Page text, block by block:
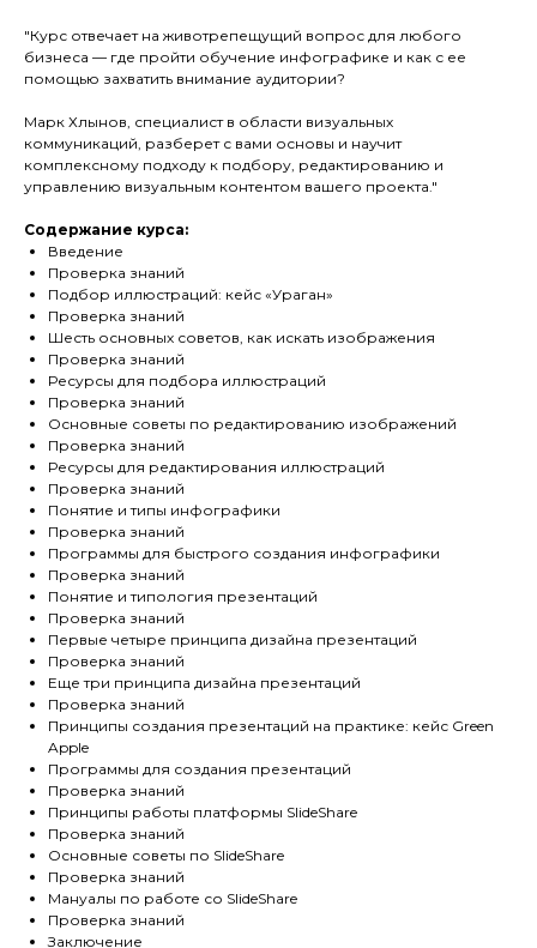
"Курс отвечает на животрепещущий вопрос для любого
бизнеса — где пройти обучение инфографике и как с ее
помощью захватить внимание аудитории?
Марк Хлынов, специалист в области визуальных
коммуникаций, разберет с вами основы и научит
комплексному подходу к подбору, редактированию и
управлению визуальным контентом вашего проекта."
Содержание курса:
Введение
Проверка знаний
Подбор иллюстраций: кейс «Ураган»
Проверка знаний
Шесть основных советов, как искать изображения
Проверка знаний
Ресурсы для подбора иллюстраций
Проверка знаний
Основные советы по редактированию изображений
Проверка знаний
Ресурсы для редактирования иллюстраций
Проверка знаний
Понятие и типы инфографики
Проверка знаний
Программы для быстрого создания инфографики
Проверка знаний
Понятие и типология презентаций
Проверка знаний
Первые четыре принципа дизайна презентаций
Проверка знаний
Еще три принципа дизайна презентаций
Проверка знаний
Принципы создания презентаций на практике: кейс Green
Apple
Программы для создания презентаций
Проверка знаний
Принципы работы платформы SlideShare
Проверка знаний
Основные советы по SlideShare
Проверка знаний
Мануалы по работе со SlideShare
Проверка знаний
Заключение